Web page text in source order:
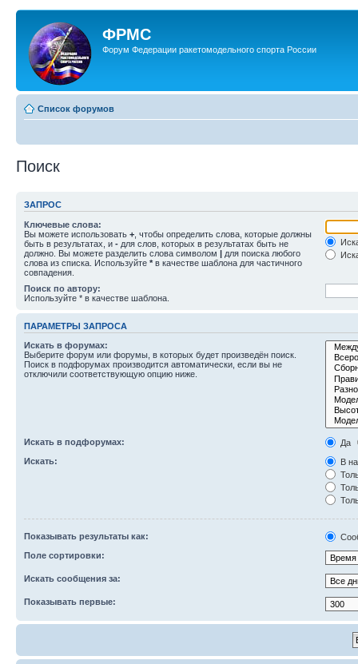
ФРМС
Форум Федерации ракетомодельного спорта России
Список форумов
Поиск
ЗАПРОС
Ключевые слова:
Вы можете использовать + , чтобы определить слова, которые должны
быть в результатах, и - для слов, которых в результатах быть не
должно. Вы можете разделить слова символом | для поиска любого
слова из списка. Используйте * в качестве шаблона для частичного
совпадения.
Поиск по автору:
Используйте * в качестве шаблона.
ПАРАМЕТРЫ ЗАПРОСА
Искать в форумах:
Выберите форум или форумы, в которых будет произведён поиск.
Поиск в подфорумах производится автоматически, если вы не
отключили соответствующую опцию ниже.
Искать в подфорумах:
Да
Искать:
В
Показывать результаты как:
Поле сортировки:
Искать сообщения за:
Показывать первые: